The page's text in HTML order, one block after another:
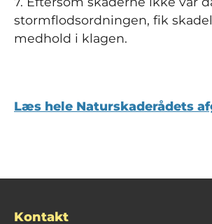
stormflodsordningen, fik
medhold i klagen.
Læs hele Naturskaderådets
Kontakt